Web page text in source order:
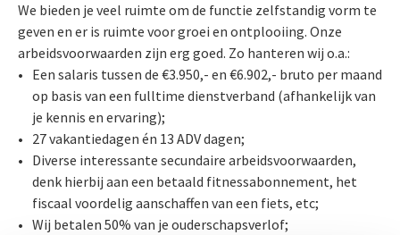
We bieden je veel ruimte om de functie zelfstandig vorm te
geven en er is ruimte voor groei en ontplooiing. Onze
arbeidsvoorwaarden zijn erg goed. Zo hanteren wij o.a.:
Een salaris tussen de €3.950,- en €6.902,- bruto per maand
op basis van een fulltime dienstverband (afhankelijk van
je kennis en ervaring);
27 vakantiedagen én 13 ADV dagen;
Diverse interessante secundaire arbeidsvoorwaarden,
denk hierbij aan een betaald fitnessabonnement, het
fiscaal voordelig aanschaffen van een fiets, etc;
Wij betalen 50% van je ouderschapsverlof;